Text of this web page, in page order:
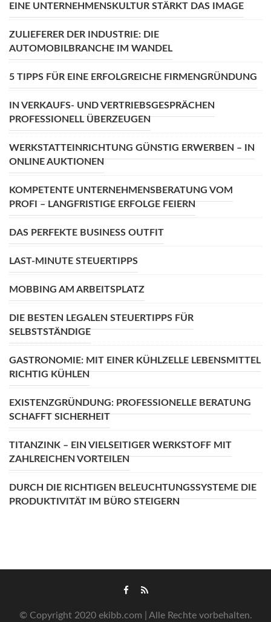
EINE UNTERNEHMENSKULTUR STÄRKT DAS IMAGE
ZULIEFERER DER INDUSTRIE: DIE
AUTOMOBILBRANCHE IM WANDEL
5 TIPPS FÜR EINE ERFOLGREICHE FIRMENGRÜNDUNG
IN VERKAUFS- UND VERTRIEBSGESPRÄCHEN
PROFESSIONELL ÜBERZEUGEN
WERKSTATTEINRICHTUNG GÜNSTIG ERWERBEN – IN
ONLINE AUKTIONEN
KOMPETENTE UNTERNEHMENSBERATUNG VOM
PROFI – LANGFRISTIGE ERFOLGE FEIERN
DAS PERFEKTE BUSINESS OUTFIT
LAST-MINUTE STEUERTIPPS
MOBBING AM ARBEITSPLATZ
DIE BESTEN LEGALEN STEUERTIPPS FÜR
SELBSTSTÄNDIGE
GASTRONOMIE: MIT EINER KÜHLZELLE LEBENSMITTEL
RICHTIG KÜHLEN
EXISTENZGRÜNDUNG: PROFESSIONELLE BERATUNG
SCHAFFT SICHERHEIT
TITANZINK – EIN VIELSEITIGER WERKSTOFF MIT
ZAHLREICHEN VORTEILEN
DURCH DIE RICHTIGEN BELEUCHTUNGSSYSTEME DIE
PRODUKTIVITÄT IM BÜRO STEIGERN
© Copyright 2020 ekibb.com | Alle Rechte vorbehalten.